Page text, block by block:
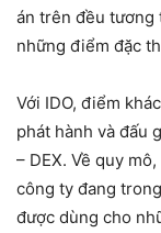
án trên đều tương
những điểm đặc
Với IDO, điểm
phát hành và đấu
– DEX. Về quy
công ty đang
được dùng cho